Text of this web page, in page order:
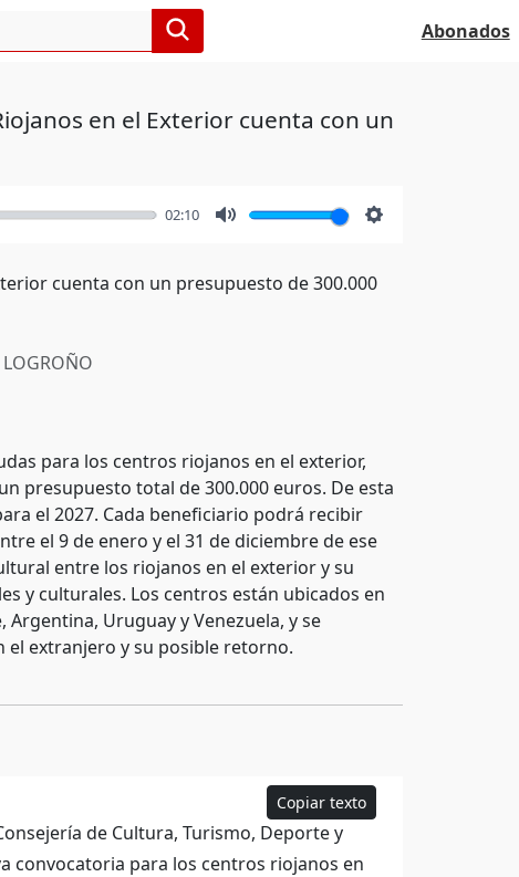
Abonados
en el Exterior cuenta con un
02:10
cuenta con un presupuesto de 300.000
LOGROÑO
para los centros riojanos en el exterior,
presupuesto total de 300.000 euros. De esta
el 2027. Cada beneficiario podrá recibir
el 9 de enero y el 31 de diciembre de ese
entre los riojanos en el exterior y su
y culturales. Los centros están ubicados en
Uruguay y Venezuela, y se
el extranjero y su posible retorno.
Copiar texto
de Cultura, Turismo, Deporte y
convocatoria para los centros riojanos en